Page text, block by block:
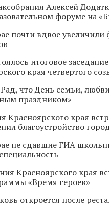
Алексей
форуме на
почти вдвое
итоговое
края четвертого
что День семьи,
праздником»
Красноярского края
благоустройство
не сдавшие ГИА
Красноярского края
«Время героев»
откроется после